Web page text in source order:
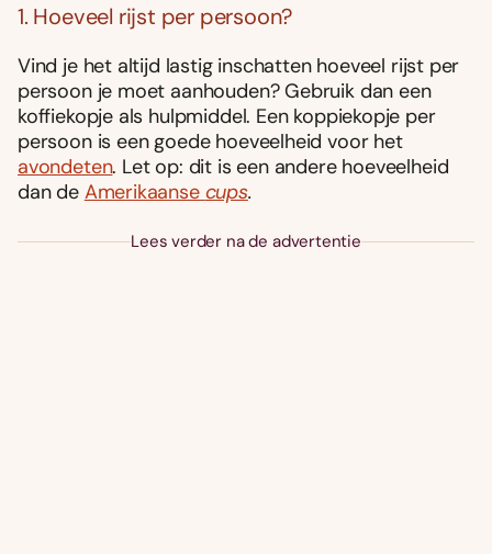
1. Hoeveel rijst per persoon?
Vind je het altijd lastig inschatten hoeveel rijst per
persoon je moet aanhouden? Gebruik dan een
koffiekopje als hulpmiddel. Een koppiekopje per
persoon is een goede hoeveelheid voor het
avondeten. Let op: dit is een andere hoeveelheid
dan de Amerikaanse cups.
Lees verder na de advertentie